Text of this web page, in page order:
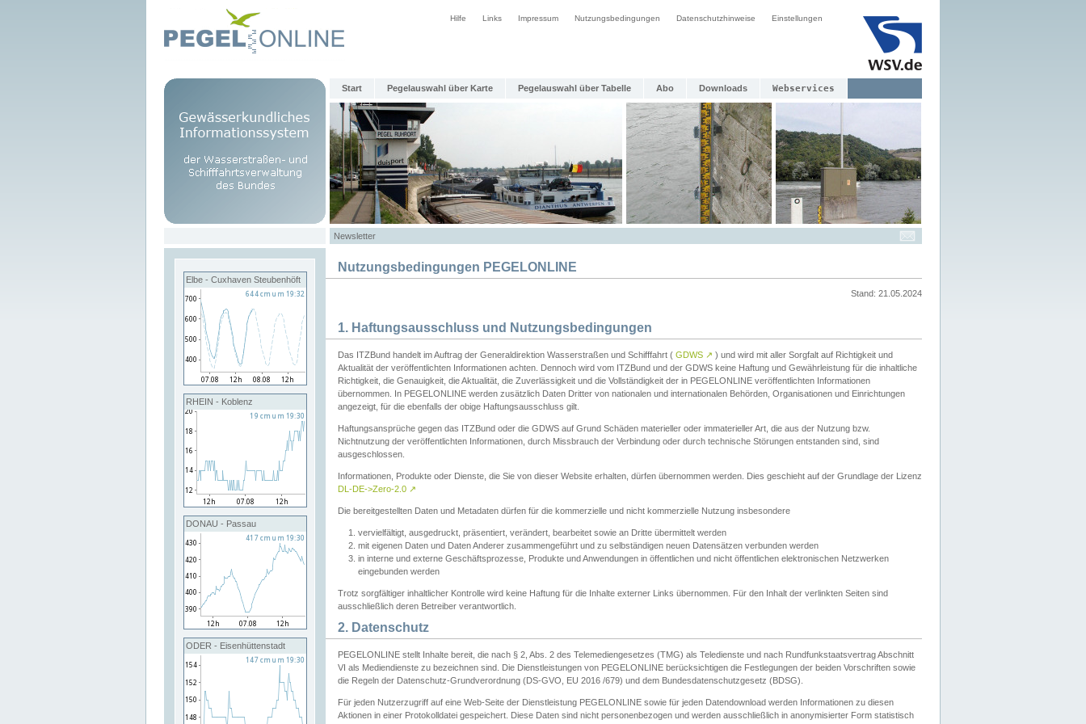
Hilfe Links Impressum Nutzungsbedingungen Datenschutzhinweise Einstellungen
Start Pegelauswahl über Karte Pegelauswahl über Tabelle Abo Downloads Webservices
Newsletter
Elbe - Cuxhaven Steubenhöft
RHEIN - Koblenz
DONAU - Passau
ODER - Eisenhüttenstadt
Nutzungsbedingungen PEGELONLINE
Stand: 21.05.2024
1. Haftungsausschluss und Nutzungsbedingungen
Das ITZBund handelt im Auftrag der Generaldirektion Wasserstraßen und Schifffahrt ( GDWS ↗ ) und wird mit aller Sorgfalt auf Richtigkeit und
Aktualität der veröffentlichten Informationen achten. Dennoch wird vom ITZBund und der GDWS keine Haftung und Gewährleistung für die inhaltliche
Richtigkeit, die Genauigkeit, die Aktualität, die Zuverlässigkeit und die Vollständigkeit der in PEGELONLINE veröffentlichten Informationen
übernommen. In PEGELONLINE werden zusätzlich Daten Dritter von nationalen und internationalen Behörden, Organisationen und Einrichtungen
angezeigt, für die ebenfalls der obige Haftungsausschluss gilt.
Haftungsansprüche gegen das ITZBund oder die GDWS auf Grund Schäden materieller oder immaterieller Art, die aus der Nutzung bzw.
Nichtnutzung der veröffentlichten Informationen, durch Missbrauch der Verbindung oder durch technische Störungen entstanden sind, sind
ausgeschlossen.
Informationen, Produkte oder Dienste, die Sie von dieser Website erhalten, dürfen übernommen werden. Dies geschieht auf der Grundlage der Lizenz
DL-DE->Zero-2.0 ↗
Die bereitgestellten Daten und Metadaten dürfen für die kommerzielle und nicht kommerzielle Nutzung insbesondere
vervielfältigt, ausgedruckt, präsentiert, verändert, bearbeitet sowie an Dritte übermittelt werden
mit eigenen Daten und Daten Anderer zusammengeführt und zu selbständigen neuen Datensätzen verbunden werden
in interne und externe Geschäftsprozesse, Produkte und Anwendungen in öffentlichen und nicht öffentlichen elektronischen Netzwerken
eingebunden werden
Trotz sorgfältiger inhaltlicher Kontrolle wird keine Haftung für die Inhalte externer Links übernommen. Für den Inhalt der verlinkten Seiten sind
ausschließlich deren Betreiber verantwortlich.
2. Datenschutz
PEGELONLINE stellt Inhalte bereit, die nach § 2, Abs. 2 des Telemediengesetzes (TMG) als Teledienste und nach Rundfunkstaatsvertrag Abschnitt
VI als Mediendienste zu bezeichnen sind. Die Dienstleistungen von PEGELONLINE berücksichtigen die Festlegungen der beiden Vorschriften sowie
die Regeln der Datenschutz-Grundverordnung (DS-GVO, EU 2016 /679) und dem Bundesdatenschutzgesetz (BDSG).
Für jeden Nutzerzugriff auf eine Web-Seite der Dienstleistung PEGELONLINE sowie für jeden Datendownload werden Informationen zu diesen
Aktionen in einer Protokolldatei gespeichert. Diese Daten sind nicht personenbezogen und werden ausschließlich in anonymisierter Form statistisch